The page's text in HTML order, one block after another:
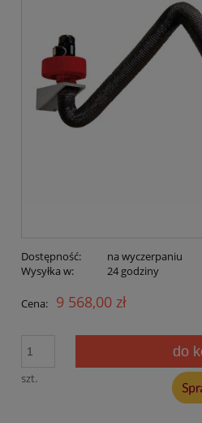
Dostępność:
na wyczerpaniu
Wysyłka w:
24 godziny
Cena: 9 568,00 zł
szt.
do